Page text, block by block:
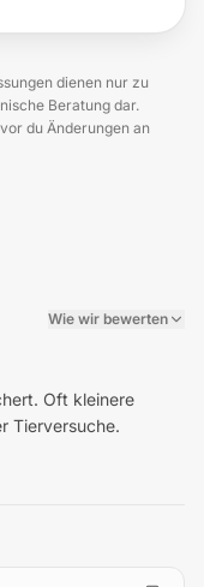
dienen nur zu
Beratung dar.
du Änderungen an
Wie wir bewerten
Oft kleinere
Tierversuche.